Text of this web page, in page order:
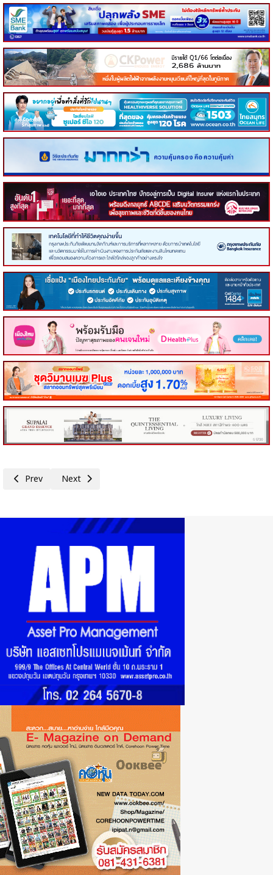
Previous article: กกร.ห่วงวิกฤตพลังงานยืดเยื้อ ดันเงินเฟ้อพุ่ง หั่น GDP ปี
Prev Next article: กกร.หนุนเลือกตั้งคุณภาพ ต้านคอร์รัปชัน ลดต้น
Next